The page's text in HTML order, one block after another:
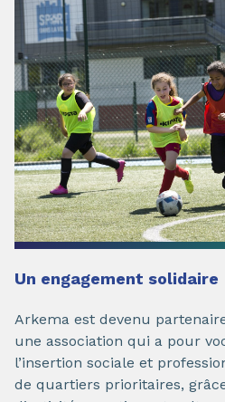
Un engagement solidaire
Arkema est devenu
une association qui a pour
l’insertion sociale et
de quartiers prioritaires,